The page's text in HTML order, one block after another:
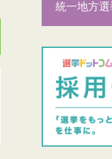
統一地方選